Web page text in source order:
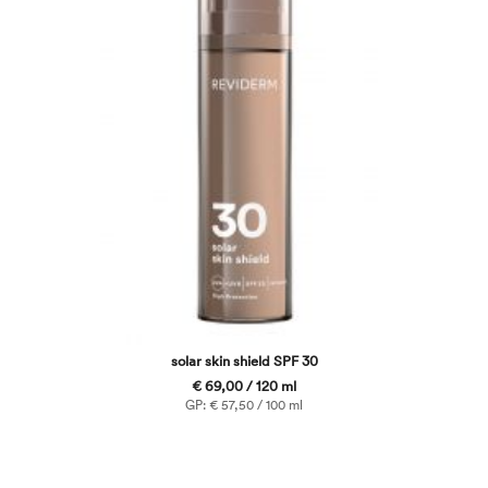
solar skin shield SPF 30
€ 69,00 / 120 ml
GP: € 57,50 / 100 ml